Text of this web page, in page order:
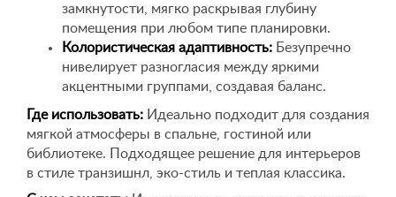
замкнутости, мягко раскрывая глубину
помещения при любом типе планировки.
Колористическая адаптивность: Безупречно
нивелирует разногласия между яркими
акцентными группами, создавая баланс.
Где использовать: Идеально подходит для создания
мягкой атмосферы в спальне, гостиной или
библиотеке. Подходящее решение для интерьеров
в стиле транзишнл, эко-стиль и теплая классика.